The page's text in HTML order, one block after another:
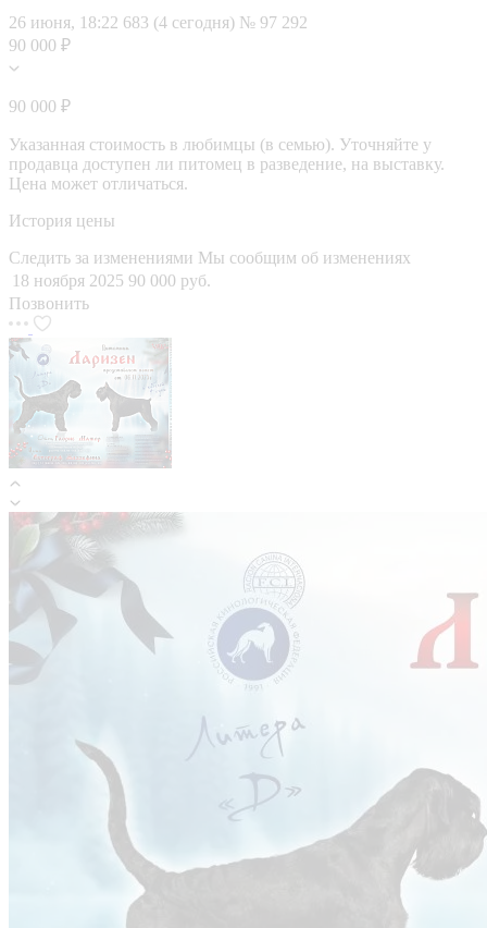
26 июня, 18:22 683 (4 сегодня) № 97 292
90 000 ₽
90 000 ₽
Указанная стоимость в любимцы (в семью). Уточняйте у
продавца доступен ли питомец в разведение, на выставку.
Цена может отличаться.
История цены
Следить за изменениями Мы сообщим об изменениях
18 ноября 2025 90 000 руб.
Позвонить